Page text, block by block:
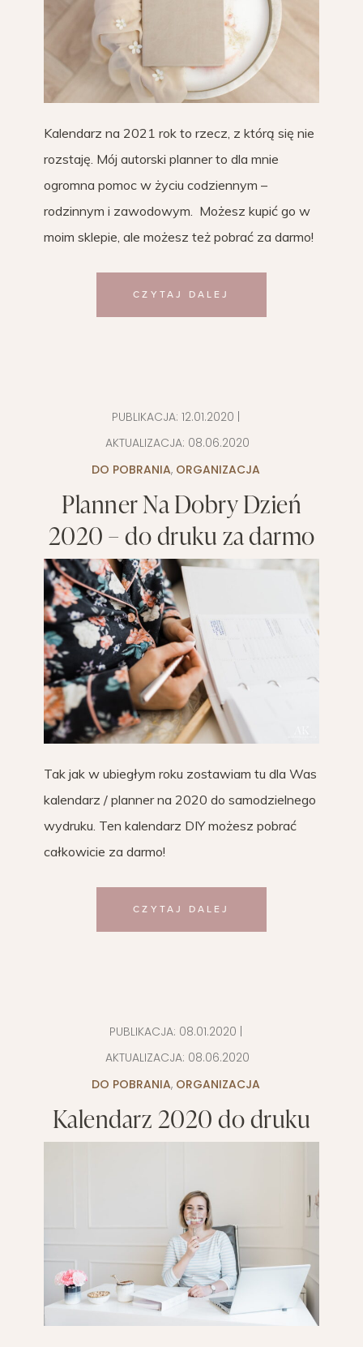
Kalendarz na 2021 rok to rzecz, z którą się nie
rozstaję. Mój autorski planner to dla mnie
ogromna pomoc w życiu codziennym –
rodzinnym i zawodowym. Możesz kupić go w
moim sklepie, ale możesz też pobrać za darmo!
CZYTAJ DALEJ
PUBLIKACJA: 12.01.2020 |
AKTUALIZACJA: 08.06.2020
DO POBRANIA, ORGANIZACJA
Planner Na Dobry Dzień
2020 – do druku za darmo
Tak jak w ubiegłym roku zostawiam tu dla Was
kalendarz / planner na 2020 do samodzielnego
wydruku. Ten kalendarz DIY możesz pobrać
całkowicie za darmo!
CZYTAJ DALEJ
PUBLIKACJA: 08.01.2020 |
AKTUALIZACJA: 08.06.2020
DO POBRANIA, ORGANIZACJA
Kalendarz 2020 do druku